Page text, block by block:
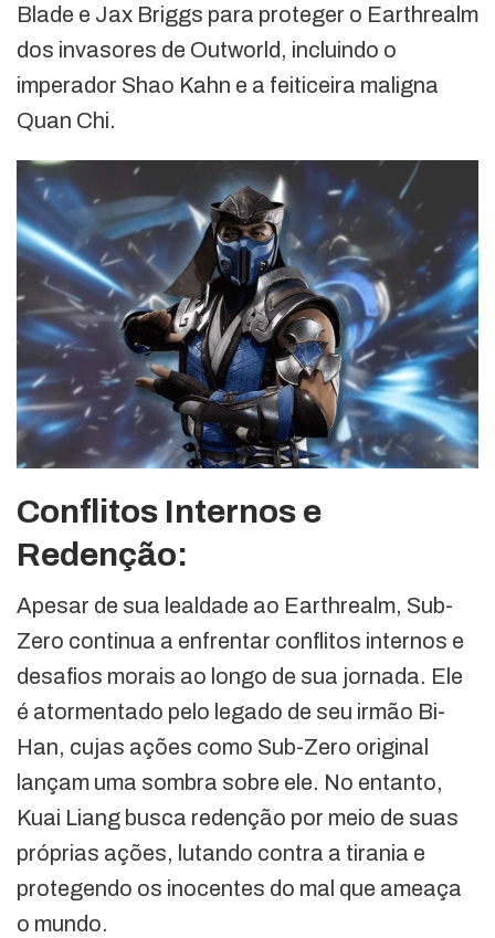
Blade e Jax Briggs para proteger o Earthrealm
dos invasores de Outworld, incluindo o
imperador Shao Kahn e a feiticeira maligna
Quan Chi.
Conflitos Internos e
Redenção:
Apesar de sua lealdade ao Earthrealm, Sub-
Zero continua a enfrentar conflitos internos e
desafios morais ao longo de sua jornada. Ele
é atormentado pelo legado de seu irmão Bi-
Han, cujas ações como Sub-Zero original
lançam uma sombra sobre ele. No entanto,
Kuai Liang busca redenção por meio de suas
próprias ações, lutando contra a tirania e
protegendo os inocentes do mal que ameaça
o mundo.